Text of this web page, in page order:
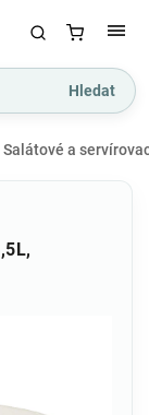
Hledat
Salátové a